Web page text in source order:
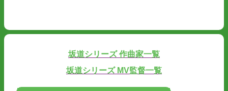
坂道シリーズ 作曲家一覧
坂道シリーズ MV監督一覧